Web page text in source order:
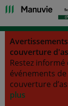
couverture
Restez
événements
couverture
plus